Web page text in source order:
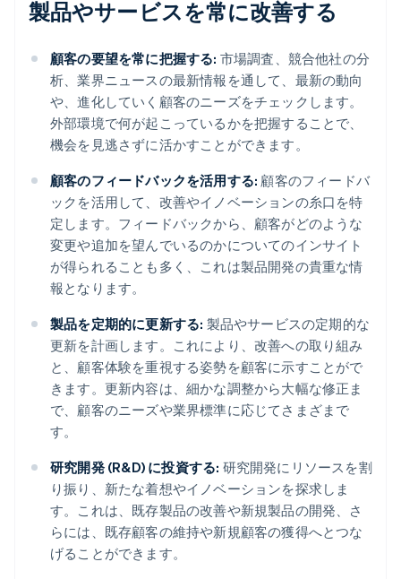
製品やサービスを常に改善する
顧客の要望を常に把握する: 市場調査、競合他社の分
析、業界ニュースの最新情報を通して、最新の動向
や、進化していく顧客のニーズをチェックします。
外部環境で何が起こっているかを把握することで、
機会を見逃さずに活かすことができます。
顧客のフィードバックを活用する: 顧客のフィードバ
ックを活用して、改善やイノベーションの糸口を特
定します。フィードバックから、顧客がどのような
変更や追加を望んでいるのかについてのインサイト
が得られることも多く、これは製品開発の貴重な情
報となります。
製品を定期的に更新する: 製品やサービスの定期的な
更新を計画します。これにより、改善への取り組み
と、顧客体験を重視する姿勢を顧客に示すことがで
きます。更新内容は、細かな調整から大幅な修正ま
で、顧客のニーズや業界標準に応じてさまざまで
す。
研究開発 (R&D) に投資する: 研究開発にリソースを割
り振り、新たな着想やイノベーションを探求しま
す。これは、既存製品の改善や新規製品の開発、さ
らには、既存顧客の維持や新規顧客の獲得へとつな
げることができます。